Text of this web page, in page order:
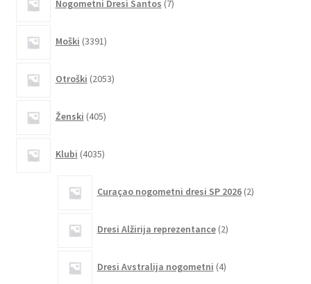
Nogometni Dresi Santos 7izdelkov
Moški 3391izdelkov
Otroški 2053izdelkov
Ženski 405izdelkov
Klubi 4035izdelkov
Curaçao nogometni dresi SP 2026 2izdelka
Dresi Alžirija reprezentance 2izdelka
Dresi Avstralija nogometni 4izdelki